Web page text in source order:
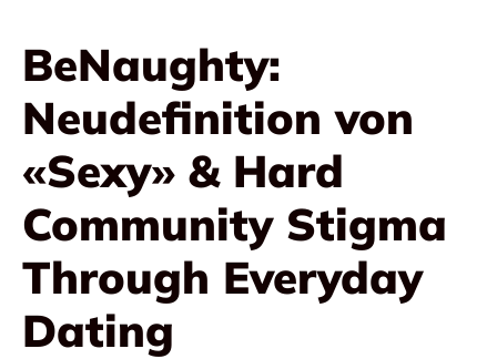
BeNaughty:
Neudefinition von
«Sexy» & Hard
Community Stigma
Through Everyday
Dating